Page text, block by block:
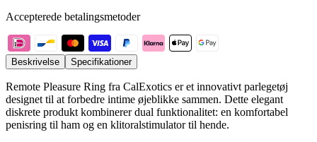
Accepterede betalingsmetoder
Beskrivelse Specifikationer
Remote Pleasure Ring fra CalExotics er et innovativt parlegetøj
designet til at forbedre intime øjeblikke sammen. Dette elegant
diskrete produkt kombinerer dual funktionalitet: en komfortabel
penisring til ham og en klitoralstimulator til hende.